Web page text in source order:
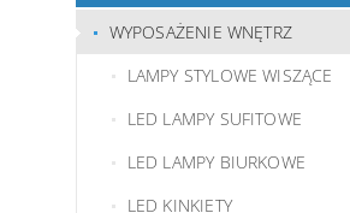
WYPOSAŻENIE WNĘTRZ
LAMPY STYLOWE WISZĄCE
LED LAMPY SUFITOWE
LED LAMPY BIURKOWE
LED KINKIETY